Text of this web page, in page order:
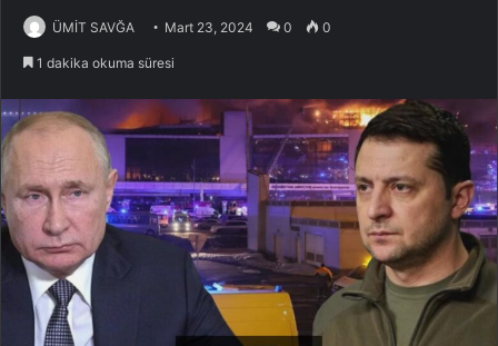
ÜMİT SAVĞA Mart 23, 2024 0 0
1 dakika okuma süresi